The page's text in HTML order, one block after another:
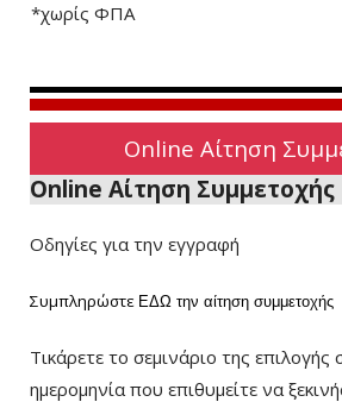
*χωρίς ΦΠΑ
Online Αίτηση
Online Αίτηση Συμμετοχής
Οδηγίες για την εγγραφή
Συμπληρώστε ΕΔΩ την αίτηση συμμετοχής
Τικάρετε το σεμινάριο της επιλογής
ημερομηνία που επιθυμείτε να